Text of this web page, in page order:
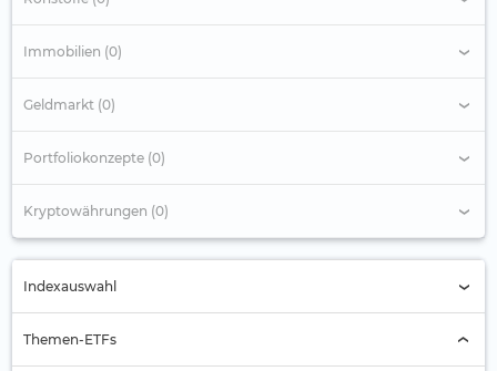
Immobilien (0)
Geldmarkt (0)
Portfoliokonzepte (0)
Kryptowährungen (0)
Indexauswahl
Indexauswahl
Themen-ETFs